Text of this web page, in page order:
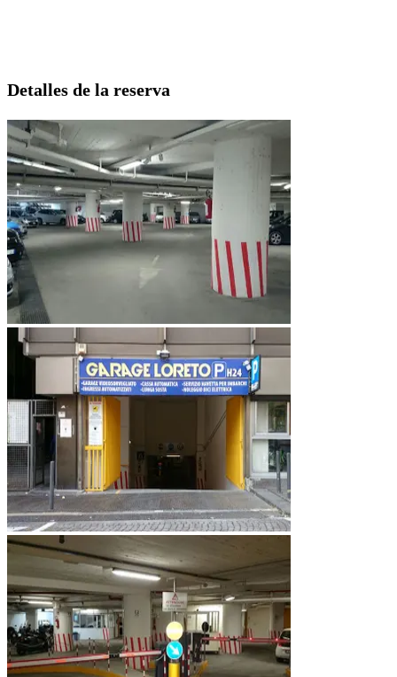
Detalles de la reserva